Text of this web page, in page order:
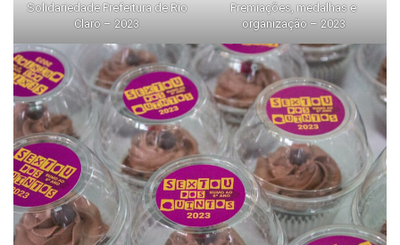
Solidariedade Prefeitura de Rio
Claro – 2023
Premiações, medalhas e
organização – 2023